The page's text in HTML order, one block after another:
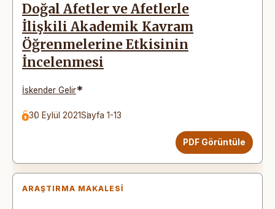
Doğal Afetler ve Afetlerle
İlişkili Akademik Kavram
Öğrenmelerine Etkisinin
İncelenmesi
İskender Gelir*
30 Eylül 2021Sayfa 1-13
PDF Görüntüle
ARAŞTIRMA MAKALESI